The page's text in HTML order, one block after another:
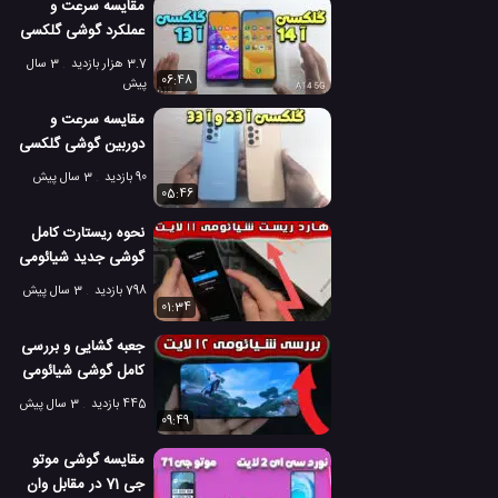
مقایسه سرعت و
عملکرد گوشی گلکسی
آ 14 و گلکسی آ 13
سامسونگ!
3.7 هزار بازدید
3 سال
پیش
06:48
مقایسه سرعت و
دوربین گوشی گلکسی
آ 33 و گلکسی آ 23
90 بازدید
3 سال پیش
05:46
نحوه ریستارت کامل
گوشی جدید شیائومی
11 لایت 5G ان ای
798 بازدید
3 سال پیش
01:34
جعبه گشایی و بررسی
کامل گوشی شیائومی
12 لایت 5G
445 بازدید
3 سال پیش
09:49
مقایسه گوشی موتو
جی 71 در مقابل وان